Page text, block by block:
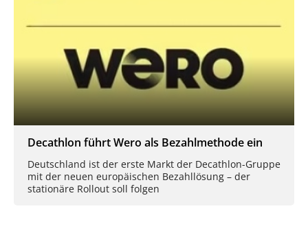
Decathlon führt Wero als Bezahlmethode ein
Deutschland ist der erste Markt der Decathlon-Gruppe
mit der neuen europäischen Bezahllösung – der
stationäre Rollout soll folgen